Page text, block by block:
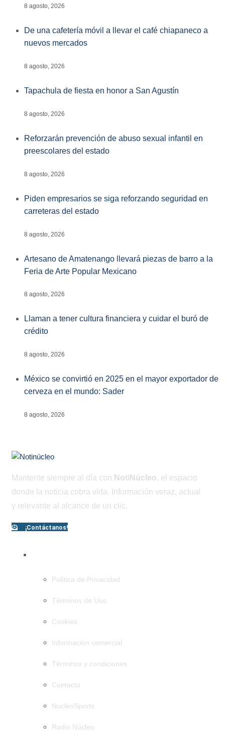
8 agosto, 2026
De una cafetería móvil a llevar el café chiapaneco a
nuevos mercados
8 agosto, 2026
Tapachula de fiesta en honor a San Agustín
8 agosto, 2026
Reforzarán prevención de abuso sexual infantil en
preescolares del estado
8 agosto, 2026
Piden empresarios se siga reforzando seguridad en
carreteras del estado
8 agosto, 2026
Artesano de Amatenango llevará piezas de barro a la
Feria de Arte Popular Mexicano
8 agosto, 2026
Llaman a tener cultura financiera y cuidar el buró de
crédito
8 agosto, 2026
México se convirtió en 2025 en el mayor exportador de
cerveza en el mundo: Sader
8 agosto, 2026
Mantente siempre al día con NotiNúcleo, el espacio
donde la noticia cobra vida. Información veraz, actual
y relevante al alcance de un clic.
¡Contáctanos!
Política de Privacidad
Términos de Uso
Cookies
Información comercial
Términos y condiciones
Contacto
NucleoSports
Radio Núcleo